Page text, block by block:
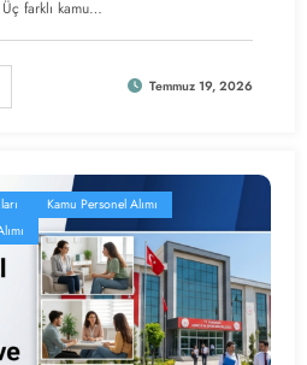
farklı kamu…
Temmuz 19, 2026
Kamu Personel Alımı